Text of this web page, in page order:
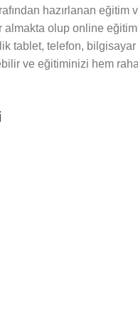
hazırlanan eğitim
olup online
tablet, telefon,
ve eğitiminizi hem